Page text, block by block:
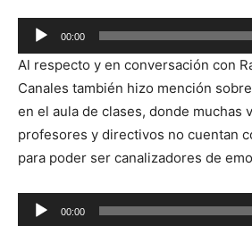
Reproductor
de
audio
00:00
Al respecto y en conversación con
Canales también hizo mención
en el aula de clases, donde muchas
profesores y directivos no cuentan
para poder ser canalizadores de
Reproductor
00:00